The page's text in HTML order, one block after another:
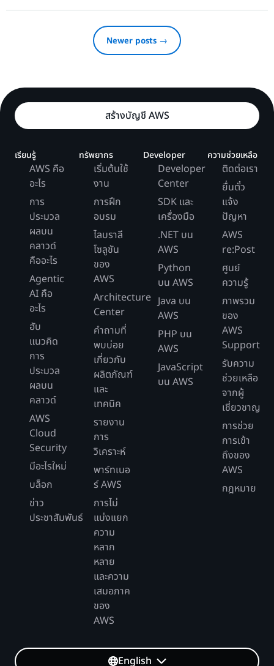
Newer posts →
สร้างบัญชี AWS
เรียนรู้
AWS คือ
อะไร
การ
ประมวล
ผลบน
คลาวด์
คืออะไร
Agentic
AI คือ
อะไร
ฮับ
แนวคิด
การ
ประมวล
ผลบน
คลาวด์
AWS
Cloud
Security
มีอะไรใหม่
บล็อก
ข่าว
ประชาสัมพันธ์
ทรัพยากร
เริ่มต้นใช้
งาน
การฝึก
อบรม
ไลบราลี
โซลูชัน
ของ
AWS
Architecture
Center
คำถามที่
พบบ่อย
เกี่ยวกับ
ผลิตภัณฑ์
และ
เทคนิค
รายงาน
การ
วิเคราะห์
พาร์ทเนอ
ร์ AWS
การไม่
แบ่งแยก
ความ
หลาก
หลาย
และความ
เสมอภาค
ของ
AWS
Developer
Developer
Center
SDK และ
เครื่องมือ
.NET บน
AWS
Python
บน AWS
Java บน
AWS
PHP บน
AWS
JavaScript
บน AWS
ความช่วยเหลือ
ติดต่อเรา
ยื่นตั๋ว
แจ้ง
ปัญหา
AWS
re:Post
ศูนย์
ความรู้
ภาพรวม
ของ
AWS
Support
รับความ
ช่วยเหลือ
จากผู้
เชี่ยวชาญ
การช่วย
การเข้า
ถึงของ
AWS
กฎหมาย
English